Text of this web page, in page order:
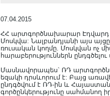
07.04.2015
ՀՀ արտգործնախարար Էդվարդ
Մոսկվա: Նալբանդյանի այս
ռուսական կողմը. Մոսկվան ոչ
հարաբերություններն
Մասնավորապես` ՌԴ
եզակի դրսևորում է: Բայց
ընդգծվում է ՌԴ-ին և
գործընկերությունը